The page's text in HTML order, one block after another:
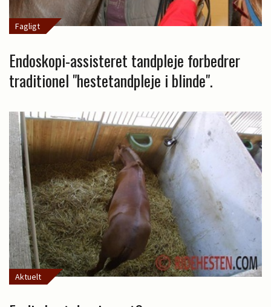
Fagligt
Endoskopi-assisteret tandpleje forbedrer
traditionel "hestetandpleje i blinde".
Aktuelt